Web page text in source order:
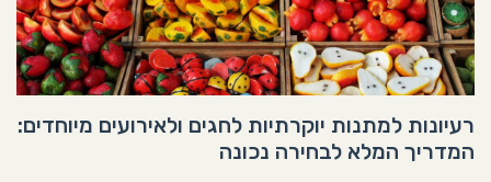
רעיונות למתנות יוקרתיות לחגים ולאירועים מיוחדים:
המדריך המלא לבחירה נכונה